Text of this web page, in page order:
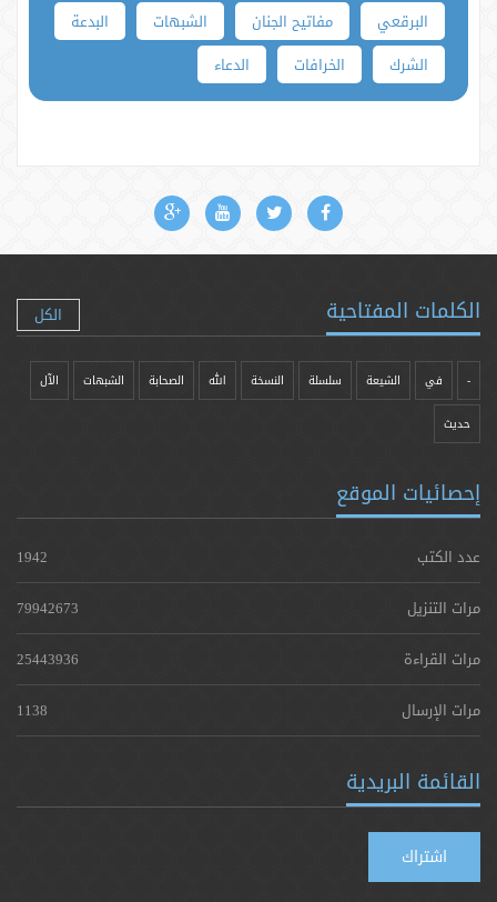
البرقعي مفاتيح الجنان الشبهات
البدعة
الشرك
الخرافات الدعاء
الكلمات المفتاحية الكل
- في الشيعة سلسلة النسخة الله الصحابة الشبهات الآل
حدیث
إحصائيات الموقع
عدد الكتب
1942
مرات التنزيل
79942673
مرات القراءة
25443936
مرات الإرسال
1138
القائمة البريدية
اشتراك